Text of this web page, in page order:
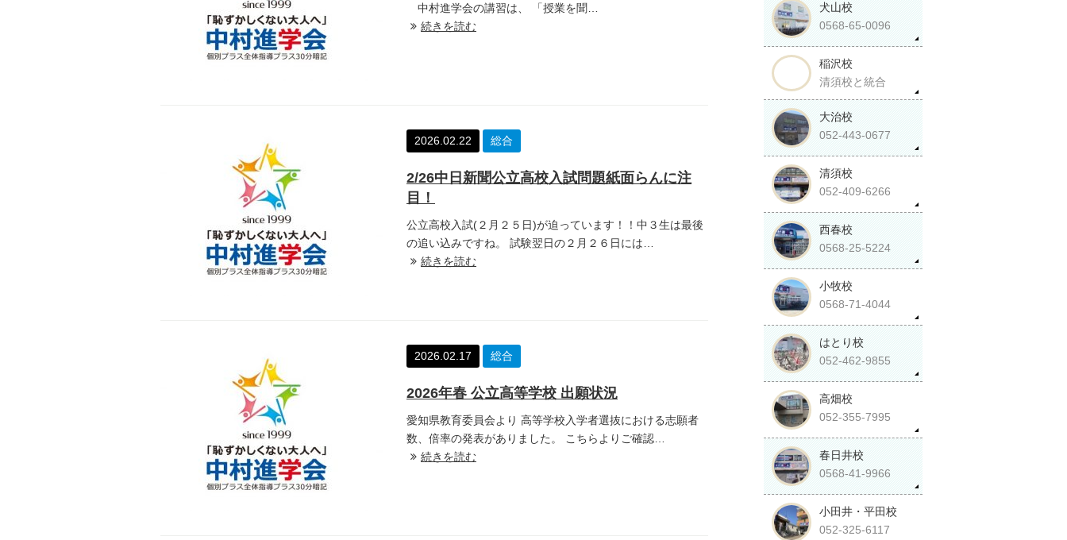
中村進学会の講習は、 「授業を聞…
続きを読む
2026.02.22 総合
2/26中日新聞公立高校入試問題紙面らんに注
目！
公立高校入試(２月２５日)が迫っています！！中３生は最後
の追い込みですね。 試験翌日の２月２６日には…
続きを読む
2026.02.17 総合
2026年春 公立高等学校 出願状況
愛知県教育委員会より 高等学校入学者選抜における志願者
数、倍率の発表がありました。 こちらよりご確認…
続きを読む
犬山校
0568-65-0096
稲沢校
清須校と統合
大治校
052-443-0677
清須校
052-409-6266
西春校
0568-25-5224
小牧校
0568-71-4044
はとり校
052-462-9855
高畑校
052-355-7995
春日井校
0568-41-9966
小田井・平田校
052-325-6117